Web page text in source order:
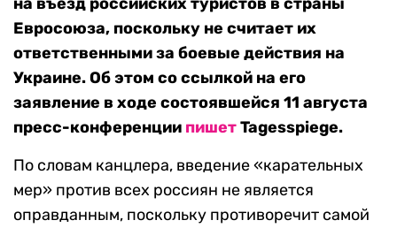
Евросоюза, поскольку не считает их
ответственными за боевые действия на
Украине. Об этом со ссылкой на его
заявление в ходе состоявшейся 11 августа
пресс-конференции пишетTagesspiege.
По словам канцлера, введение «карательных
мер» против всех россиян не является
оправданным, поскольку противоречит самой